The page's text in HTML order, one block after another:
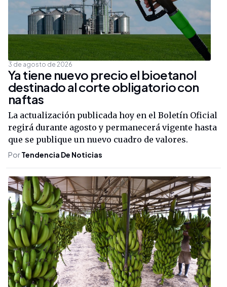
3 de agosto de 2026
Ya tiene nuevo precio el bioetanol
destinado al corte obligatorio con
naftas
La actualización publicada hoy en el Boletín Oficial
regirá durante agosto y permanecerá vigente hasta
que se publique un nuevo cuadro de valores.
PorTendencia De Noticias